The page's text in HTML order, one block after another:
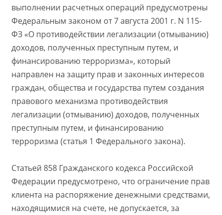
выполнении расчетных операций предусмотрены
Федеральным законом от 7 августа 2001 г. N 115-
ФЗ «О противодействии легализации (отмыванию)
доходов, полученных преступным путем, и
финансированию терроризма», который
направлен на защиту прав и законных интересов
граждан, общества и государства путем создания
правового механизма противодействия
легализации (отмыванию) доходов, полученных
преступным путем, и финансированию
терроризма (статья 1 Федерального закона).
Статьей 858 Гражданского кодекса Российской
Федерации предусмотрено, что ограничение прав
клиента на распоряжение денежными средствами,
находящимися на счете, не допускается, за